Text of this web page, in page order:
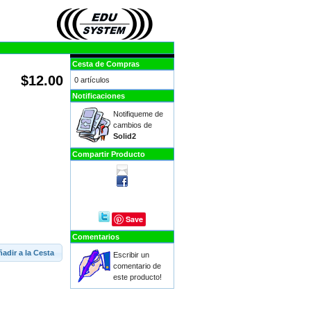
$12.00
a la Cesta
Cesta de Compras
0 artículos
Notificaciones
Notifiqueme de
cambios de
Solid2
Compartir Producto
Save
Comentarios
Escribir un
comentario de
este producto!